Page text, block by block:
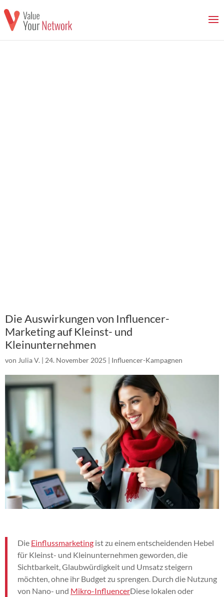
Die Auswirkungen von Influencer-
Marketing auf Kleinst- und
Kleinunternehmen
von Julia V. | 24. November 2025 | Influencer-Kampagnen
Die Einflussmarketing ist zu einem entscheidenden Hebel
für Kleinst- und Kleinunternehmen geworden, die
Sichtbarkeit, Glaubwürdigkeit und Umsatz steigern
möchten, ohne ihr Budget zu sprengen. Durch die Nutzung
von Nano- und Mikro-InfluencerDiese lokalen oder